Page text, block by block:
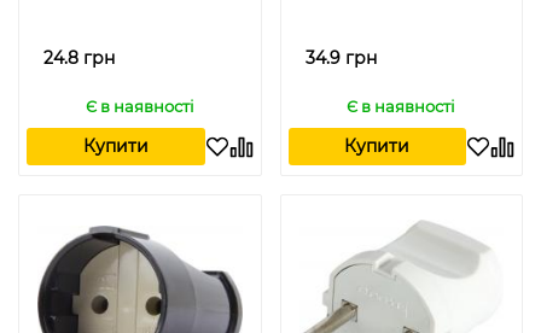
24.8 грн
Є в наявності
Купити
34.9 грн
Є в наявності
Купити